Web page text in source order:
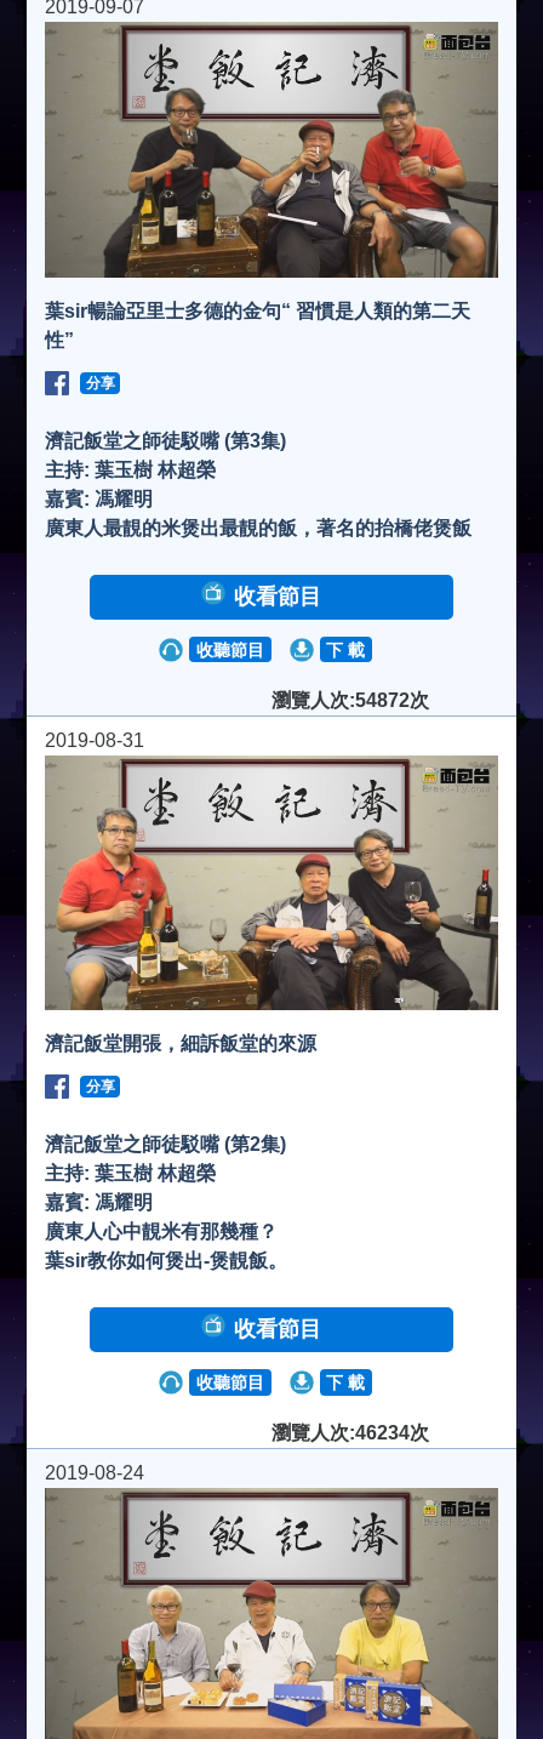
2019-09-07
葉sir暢論亞里士多德的金句“ 習慣是人類的第二天
性”
分享
濟記飯堂之師徒駁嘴 (第3集)
主持: 葉玉樹 林超榮
嘉賓: 馮耀明
廣東人最靚的米煲出最靚的飯，著名的抬橋佬煲飯
收看節目
收聽節目 下 載
瀏覽人次:54872次
2019-08-31
濟記飯堂開張，細訴飯堂的來源
分享
濟記飯堂之師徒駁嘴 (第2集)
主持: 葉玉樹 林超榮
嘉賓: 馮耀明
廣東人心中靚米有那幾種？
葉sir教你如何煲出-煲靚飯。
收看節目
收聽節目 下 載
瀏覽人次:46234次
2019-08-24